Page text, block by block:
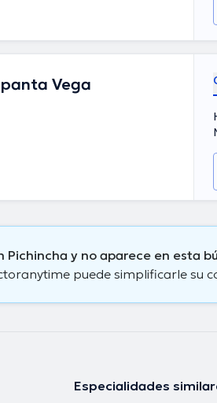
Vega
Pichincha y no aparece en esta
puede simplificarle su
Especialidades